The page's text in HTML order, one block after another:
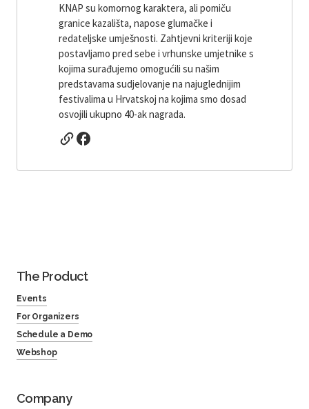
KNAP su komornog karaktera, ali pomiču
granice kazališta, napose glumačke i
redateljske umješnosti. Zahtjevni kriteriji koje
postavljamo pred sebe i vrhunske umjetnike s
kojima surađujemo omogućili su našim
predstavama sudjelovanje na najuglednijim
festivalima u Hrvatskoj na kojima smo dosad
osvojili ukupno 40-ak nagrada.
The Product
Events
For Organizers
Schedule a Demo
Webshop
Company